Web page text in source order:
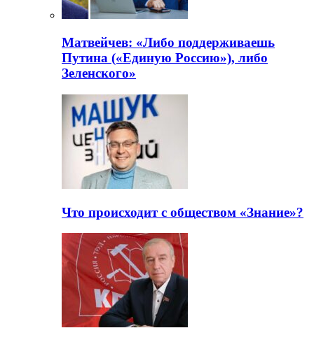
Матвейчев: «Либо поддерживаешь
Путина («Единую Россию»), либо
Зеленского»
Что происходит с обществом «Знание»?